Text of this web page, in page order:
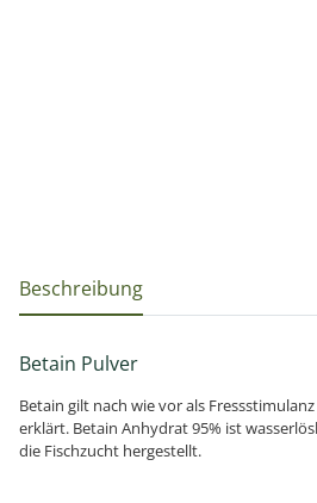
weitere Registerkarten anzeigen
Beschreibung
Betain Pulver
Betain gilt nach wie vor als
erklärt. Betain Anhydrat 95% ist
die Fischzucht hergestellt.